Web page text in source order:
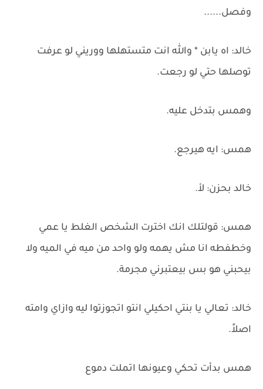
وفصل......
خالد: اه يابن * والله انت متستهلها ووريني لو عرفت
توصلها حتي لو رجعت.
وهمس بتدخل عليه.
همس: ايه هيرجع.
خالد بحزن: لأ.
همس: قولتلك انك اخترت الشخص الغلط يا عمي
وخطفطه انا مش يهمه ولو واحد من ميه في الميه ولا
بيحبني هو بس بيعتبرني مجرمة.
خالد: تعالي يا بنتي احكيلي انتو اتجوزتوا ليه وازاي وامته
اصلاً.
همس بدأت تحكي وعيونها اتملت دموع